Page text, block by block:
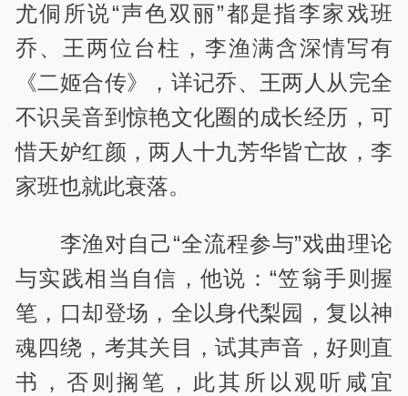
尤侗所说“声色双丽”都是指李家戏班
乔、王两位台柱，李渔满含深情写有
《二姬合传》，详记乔、王两人从完全
不识吴音到惊艳文化圈的成长经历，可
惜天妒红颜，两人十九芳华皆亡故，李
家班也就此衰落。
李渔对自己“全流程参与”戏曲理论
与实践相当自信，他说：“笠翁手则握
笔，口却登场，全以身代梨园，复以神
魂四绕，考其关目，试其声音，好则直
书，否则搁笔，此其所以观听咸宜